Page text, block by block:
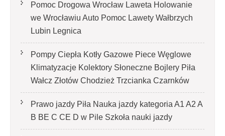
Pomoc Drogowa Wrocław Laweta Holowanie
we Wrocławiu Auto Pomoc Lawety Wałbrzych
Lubin Legnica
Pompy Ciepła Kotły Gazowe Piece Węglowe
Klimatyzacje Kolektory Słoneczne Bojlery Piła
Wałcz Złotów Chodzież Trzcianka Czarnków
Prawo jazdy Piła Nauka jazdy kategoria A1 A2 A
B BE C CE D‎ w Pile Szkoła nauki jazdy